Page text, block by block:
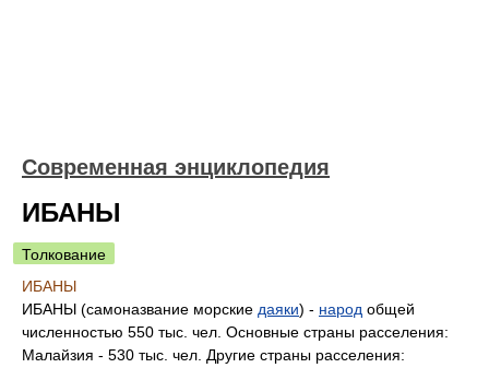
Современная энциклопедия
ИБАНЫ
Толкование
ИБАНЫ
ИБАНЫ (самоназвание морские даяки) - народ общей
численностью 550 тыс. чел. Основные страны расселения:
Малайзия - 530 тыс. чел. Другие страны расселения: